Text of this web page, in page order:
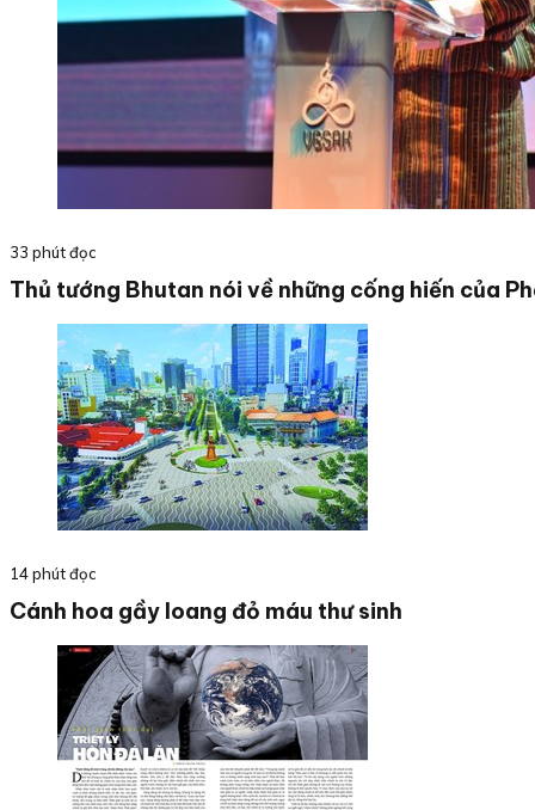
33 phút đọc
Thủ tướng Bhutan nói về những cống hiến của
14 phút đọc
Cánh hoa gầy loang đỏ máu thư sinh